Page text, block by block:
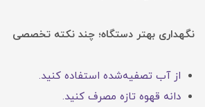
نگهداری بهتر دستگاه؛ چند نکته تخصصی
از آب تصفیه‌شده استفاده کنید.
دانه قهوه تازه مصرف کنید.